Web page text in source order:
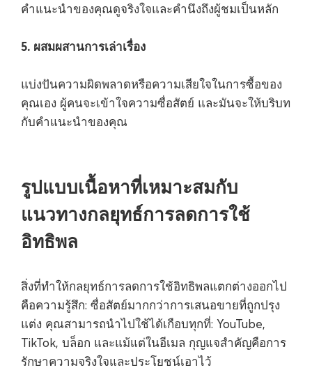
คำแนะนำของคุณดูจริงใจและคำนึงถึงผู้ชมเป็นหลัก
5. ผสมผสานการเล่าเรื่อง
แบ่งปันความผิดพลาดหรือความเสียใจในการซื้อของ
คุณเอง ผู้คนจะเข้าใจความซื่อสัตย์ และมันจะให้บริบท
กับคำแนะนำของคุณ
รูปแบบเนื้อหาที่เหมาะสมกับ
แนวทางกลยุทธ์การลดการใช้
อิทธิพล
สิ่งที่ทำให้กลยุทธ์การลดการใช้อิทธิพลแตกต่างออกไป
คือความรู้สึก: ซื่อสัตย์มากกว่าการเสนอขายที่ถูกปรุง
แต่ง คุณสามารถนำไปใช้ได้เกือบทุกที่: YouTube,
TikTok, บล็อก และแม้แต่ในอีเมล กุญแจสำคัญคือการ
รักษาความจริงใจและประโยชน์เอาไว้